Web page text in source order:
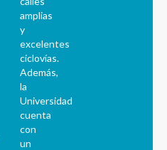
amplias
y
excelentes
ciclovías.
Además,
la
Universidad
cuenta
con
un